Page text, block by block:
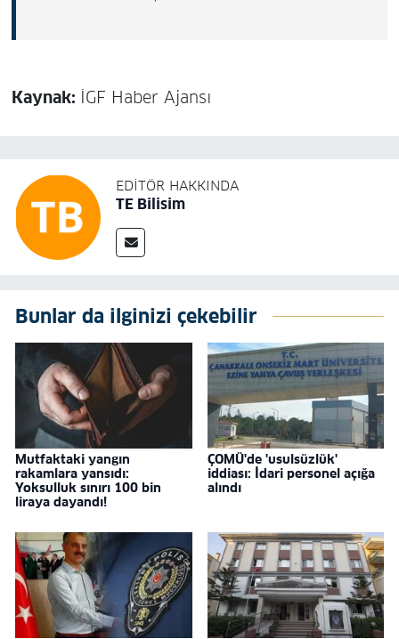
Kaynak: İGF Haber Ajansı
EDITÖR HAKKINDA
TE Bilisim
Bunlar da ilginizi çekebilir
Mutfaktaki yangın
rakamlara yansıdı:
Yoksulluk sınırı 100 bin
liraya dayandı!
ÇOMÜ'de 'usulsüzlük'
iddiası: İdari personel açığa
alındı